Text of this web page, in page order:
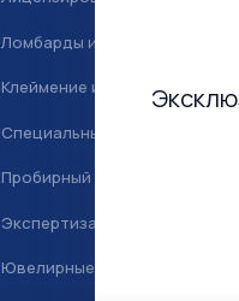
Ломбарды и скупка
Клеймение и маркировка
Специальный учет
Пробирный надзор
Экспертиза
Ювелирные камни